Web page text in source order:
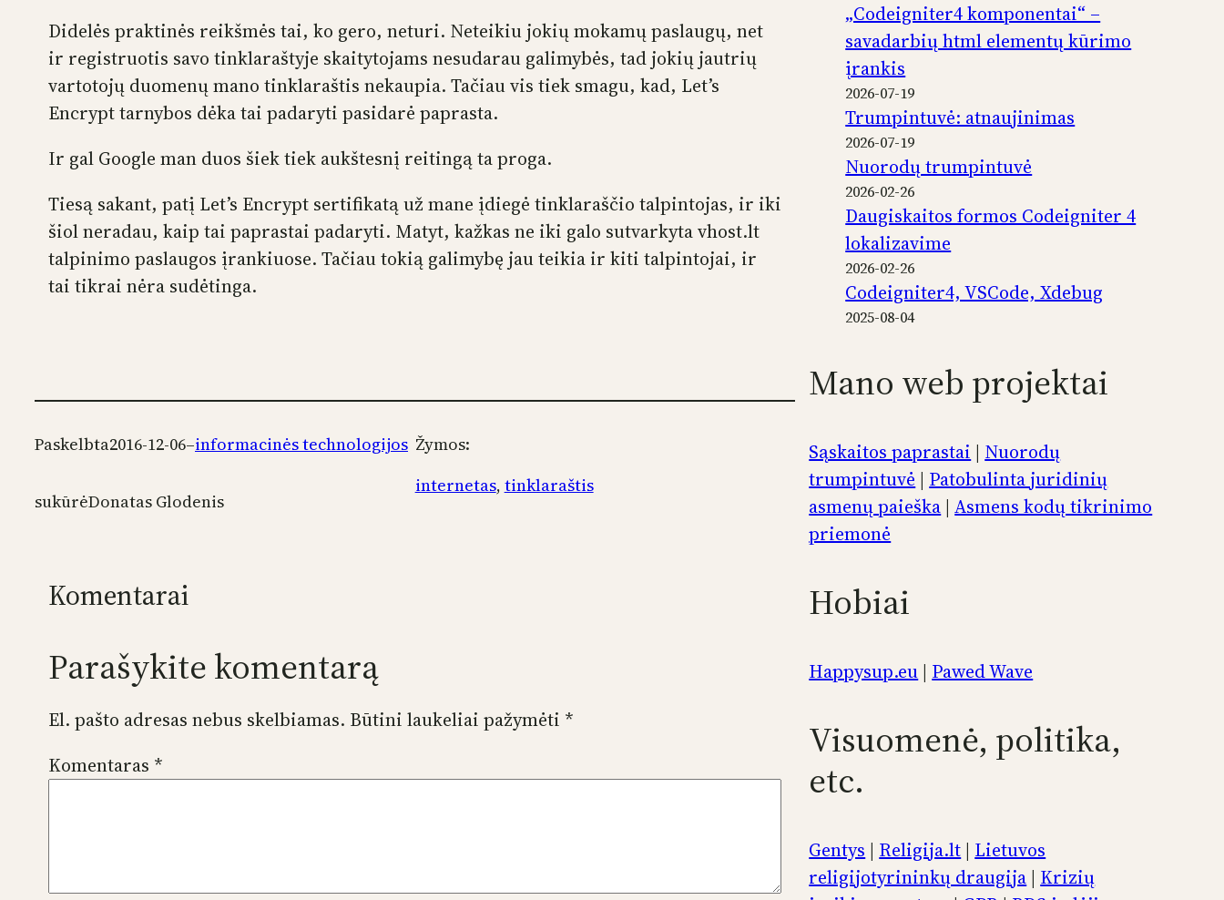
Didelės praktinės reikšmės tai, ko gero, neturi. Neteikiu jokių mokamų paslaugų, net
ir registruotis savo tinklaraštyje skaitytojams nesudarau galimybės, tad jokių jautrių
vartotojų duomenų mano tinklaraštis nekaupia. Tačiau vis tiek smagu, kad, Let’s
Encrypt tarnybos dėka tai padaryti pasidarė paprasta.
Ir gal Google man duos šiek tiek aukštesnį reitingą ta proga.
Tiesą sakant, patį Let’s Encrypt sertifikatą už mane įdiegė tinklaraščio talpintojas, ir iki
šiol neradau, kaip tai paprastai padaryti. Matyt, kažkas ne iki galo sutvarkyta vhost.lt
talpinimo paslaugos įrankiuose. Tačiau tokią galimybę jau teikia ir kiti talpintojai, ir
tai tikrai nėra sudėtinga.
Paskelbta2016-12-06–informacinės technologijos
sukūrėDonatas Glodenis
Žymos:
internetas, tinklaraštis
Komentarai
Parašykite komentarą
El. pašto adresas nebus skelbiamas. Būtini laukeliai pažymėti *
Komentaras *
„Codeigniter4 komponentai“ –
savadarbių html elementų kūrimo
įrankis
2026-07-19
Trumpintuvė: atnaujinimas
2026-07-19
Nuorodų trumpintuvė
2026-02-26
Daugiskaitos formos Codeigniter 4
lokalizavime
2026-02-26
Codeigniter4, VSCode, Xdebug
2025-08-04
Mano web projektai
Sąskaitos paprastai | Nuorodų
trumpintuvė | Patobulinta juridinių
asmenų paieška |Asmens kodų tikrinimo
priemonė
Hobiai
Happysup.eu | Pawed Wave
Visuomenė, politika,
etc.
Gentys | Religija.lt | Lietuvos
religijotyrininkų draugija | Krizių